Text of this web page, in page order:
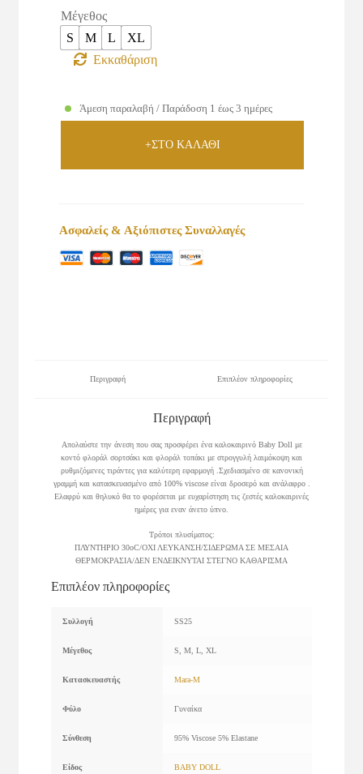
Μέγεθος
S
M L
XL
Εκκαθάριση
Άμεση παραλαβή / Παράδοση 1 έως 3 ημέρες
+ΣΤΟ ΚΑΛΑΘΙ
Ασφαλείς & Αξιόπιστες Συναλλαγές
Περιγραφή Επιπλέον πληροφορίες
Περιγραφή
Απολαύστε την άνεση που σας προσφέρει ένα καλοκαιρινό Baby Doll με
κοντό φλοράλ σορτσάκι και φλοράλ τοπάκι με στρογγυλή λαιμόκοψη και
ρυθμιζόμενες τιράντες για καλύτερη εφαρμογή .Σχεδιασμένο σε κανονική
γραμμή και κατασκευασμένο από 100% viscose είναι δροσερό και ανάλαφρο .
Ελαφρύ και θηλυκό θα το φορέσεται με ευχαρίστηση τις ζεστές καλοκαιρινές
ημέρες για εναν άνετο ύπνο.
Τρόποι πλυσίματος:
ΠΛΥΝΤΗΡΙΟ 30οC/ΟΧΙ ΛΕΥΚΑΝΣΗ/ΣΙΔΕΡΩΜΑ ΣΕ ΜΕΣΑΙΑ
ΘΕΡΜΟΚΡΑΣΙΑ/ΔΕΝ ΕΝΔΕΙΚΝΥΤΑΙ ΣΤΕΓΝΟ ΚΑΘΑΡΙΣΜΑ
Επιπλέον πληροφορίες
Συλλογή SS25
Μέγεθος S, M, L, XL
Κατασκευαστής Mara-M
Φύλο Γυναίκα
Σύνθεση 95% Viscose 5% Elastane
Είδος BABY DOLL